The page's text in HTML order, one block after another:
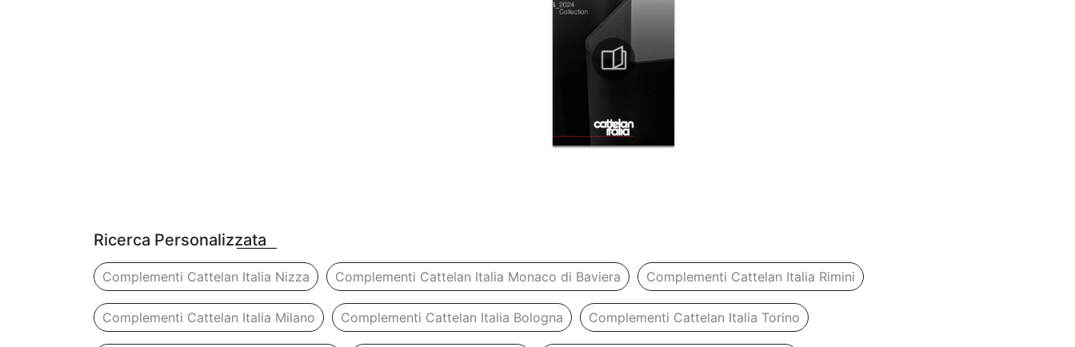
Ricerca Personalizzata
Complementi Cattelan Italia Nizza Complementi Cattelan Italia Monaco di Baviera Complementi Cattelan Italia Rimini
Complementi Cattelan Italia Milano Complementi Cattelan Italia Bologna Complementi Cattelan Italia Torino